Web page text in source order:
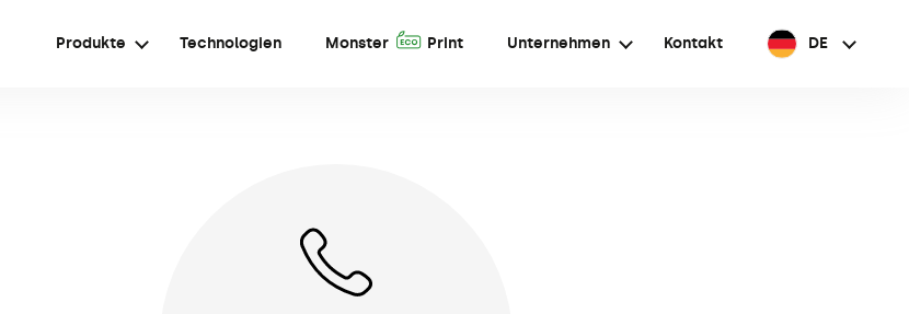
Produkte Technologien Monster A Print Unternehmen Kontakt DE